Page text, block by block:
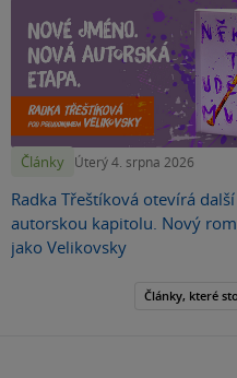
Články Úterý 4. srpna 2026
Radka Třeštíková otevírá další
autorskou kapitolu. Nový
jako Velikovsky
Články, které